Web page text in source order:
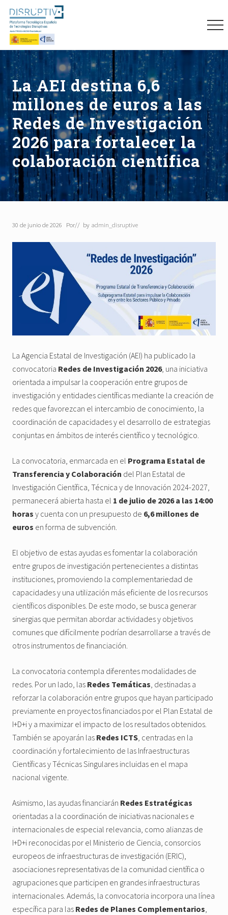
Menu
Skip
main
content
Skip
primary
sidebar
Skip
footer
La AEI destina 6,6
millones de euros a las
Redes de Investigación
2026 para fortalecer la
colaboración científica
30 de junio de 2026 Por// by admin_disruptive
La Agencia Estatal de Investigación (AEI) ha publicado la
convocatoria Redes de Investigación 2026, una iniciativa
orientada a impulsar la cooperación entre grupos de
investigación y entidades científicas mediante la creación de
redes que favorezcan el intercambio de conocimiento, la
coordinación de capacidades y el desarrollo de estrategias
conjuntas en ámbitos de interés científico y tecnológico.
La convocatoria, enmarcada en el Programa Estatal de
Transferencia y Colaboración del Plan Estatal de
Investigación Científica, Técnica y de Innovación 2024-2027,
permanecerá abierta hasta el 1 de julio de 2026 a las 14:00
horas y cuenta con un presupuesto de 6,6 millones de
euros en forma de subvención.
El objetivo de estas ayudas es fomentar la colaboración
entre grupos de investigación pertenecientes a distintas
instituciones, promoviendo la complementariedad de
capacidades y una utilización más eficiente de los recursos
científicos disponibles. De este modo, se busca generar
sinergias que permitan abordar actividades y objetivos
comunes que difícilmente podrían desarrollarse a través de
otros instrumentos de financiación.
La convocatoria contempla diferentes modalidades de
redes. Por un lado, las Redes Temáticas, destinadas a
reforzar la colaboración entre grupos que hayan participado
previamente en proyectos financiados por el Plan Estatal de
I+D+i y a maximizar el impacto de los resultados obtenidos.
También se apoyarán las Redes ICTS, centradas en la
coordinación y fortalecimiento de las Infraestructuras
Científicas y Técnicas Singulares incluidas en el mapa
nacional vigente.
Asimismo, las ayudas financiarán Redes Estratégicas
orientadas a la coordinación de iniciativas nacionales e
internacionales de especial relevancia, como alianzas de
I+D+i reconocidas por el Ministerio de Ciencia, consorcios
europeos de infraestructuras de investigación (ERIC),
asociaciones representativas de la comunidad científica o
agrupaciones que participen en grandes infraestructuras
internacionales. Además, la convocatoria incorpora una línea
específica para las Redes de Planes Complementarios,